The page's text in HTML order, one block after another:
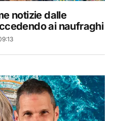
notizie dalle
ai naufraghi